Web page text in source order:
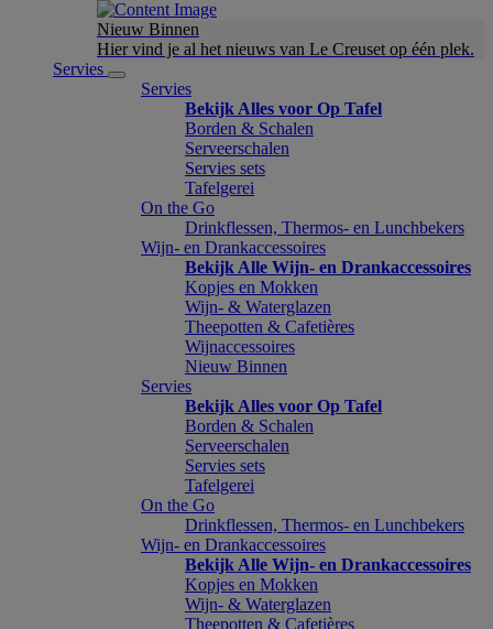
Nieuw Binnen
Hier vind je al het nieuws van Le Creuset op één plek.
Servies
Servies
Bekijk Alles voor Op Tafel
Borden & Schalen
Serveerschalen
Servies sets
Tafelgerei
On the Go
Drinkflessen, Thermos- en Lunchbekers
Wijn- en Drankaccessoires
Bekijk Alle Wijn- en Drankaccessoires
Kopjes en Mokken
Wijn- & Waterglazen
Theepotten & Cafetières
Wijnaccessoires
Nieuw Binnen
Servies
Bekijk Alles voor Op Tafel
Borden & Schalen
Serveerschalen
Servies sets
Tafelgerei
On the Go
Drinkflessen, Thermos- en Lunchbekers
Wijn- en Drankaccessoires
Bekijk Alle Wijn- en Drankaccessoires
Kopjes en Mokken
Wijn- & Waterglazen
Theepotten & Cafetières